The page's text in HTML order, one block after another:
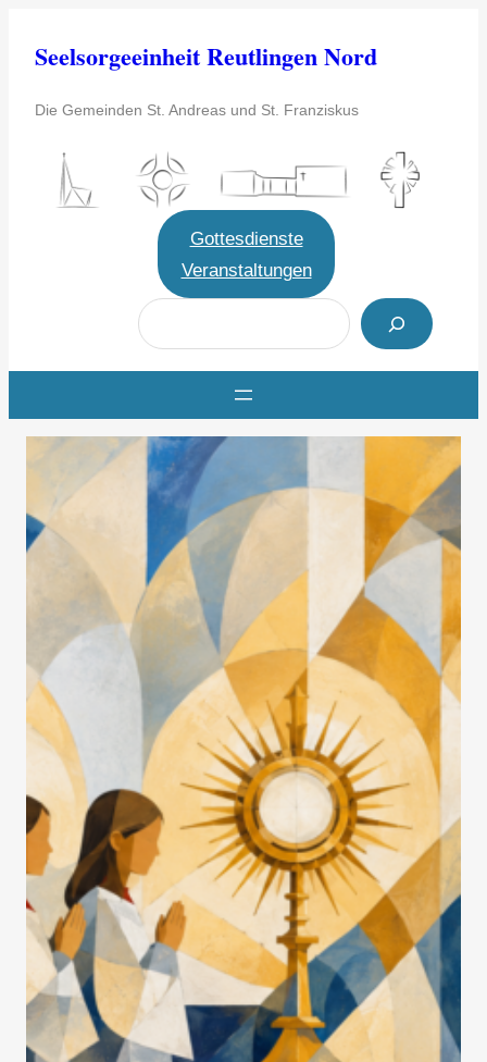
InhaltSeelsorgeeinheit Reutlingen Nord
Die Gemeinden St. Andreas und St. Franziskus
Gottesdienste
Veranstaltungen
S
u
c
e